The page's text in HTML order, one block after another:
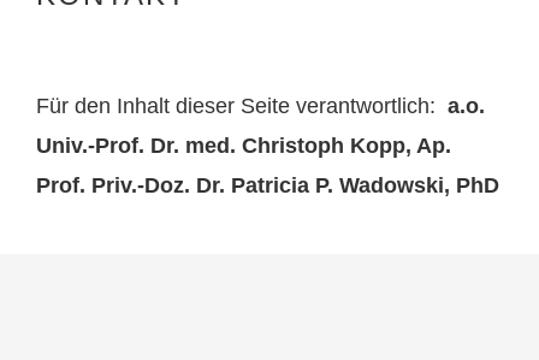
Für den Inhalt dieser Seite verantwortlich: a.o.
Univ.-Prof. Dr. med. Christoph Kopp, Ap.
Prof. Priv.-Doz. Dr. Patricia P. Wadowski, PhD